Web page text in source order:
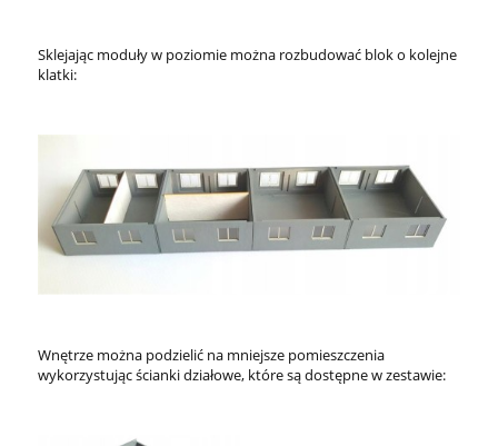
Sklejając moduły w poziomie można rozbudować blok o kolejne
klatki:
Wnętrze można podzielić na mniejsze pomieszczenia
wykorzystując ścianki działowe, które są dostępne w zestawie: